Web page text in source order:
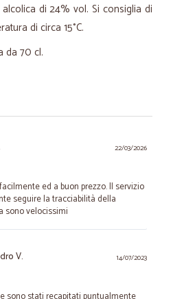
di 24% vol. Si consiglia di
di circa 15°C.
da 70 cl.
22/03/2026
ed a buon prezzo. Il servizio
seguire la tracciabilità della
sono velocissimi
14/07/2023
V.